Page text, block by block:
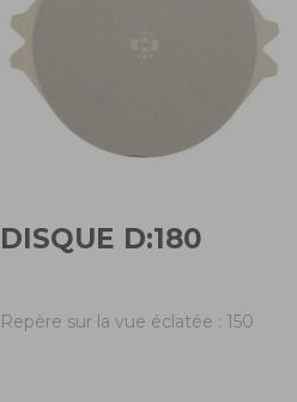
DISQUE D:180
Repère sur la vue éclatée : 150